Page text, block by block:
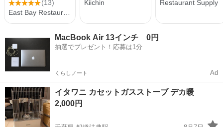
MacBook Air 13インチ 0円
抽選でプレゼント！応募は1分
くらしノート Ad
イタワニ カセットガスストーブ デカ暖
2,000円